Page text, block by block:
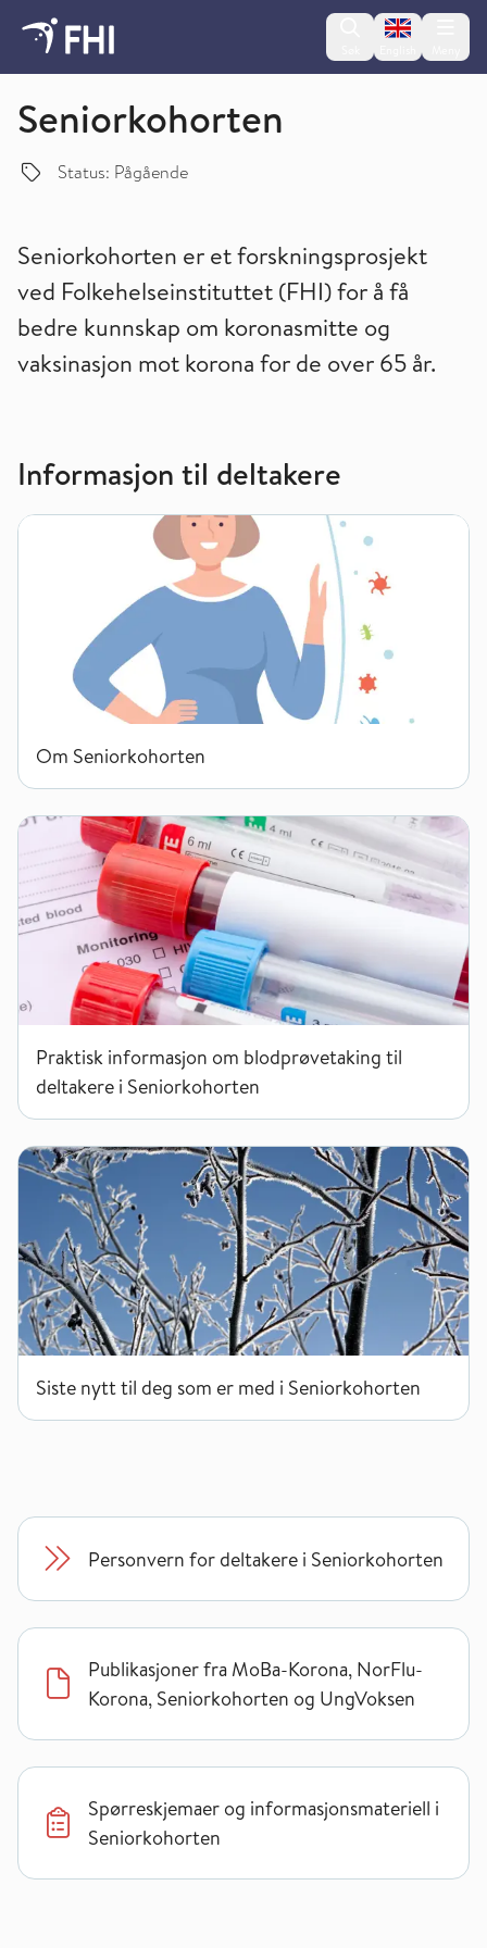
Change
Studier
Seniorkohorten
Status: Pågående
Seniorkohorten er et forskningsprosjekt
ved Folkehelseinstituttet (FHI) for å få
bedre kunnskap om koronasmitte og
vaksinasjon mot korona for de over 65 år.
Informasjon til deltakere
Om Seniorkohorten
Om Seniorkohorten
Praktisk informasjon om blodprøvetaking til deltakere i
Praktisk informasjon om blodprøvetaking til
deltakere i Seniorkohorten
Siste nytt til deg som er med i Seniorkohorten
Siste nytt til deg som er med i Seniorkohorten
Personvern for deltakere i Seniorkohorten
Publikasjoner fra MoBa-Korona, NorFlu-
Korona, Seniorkohorten og UngVoksen
Spørreskjemaer og informasjonsmateriell i
Seniorkohorten